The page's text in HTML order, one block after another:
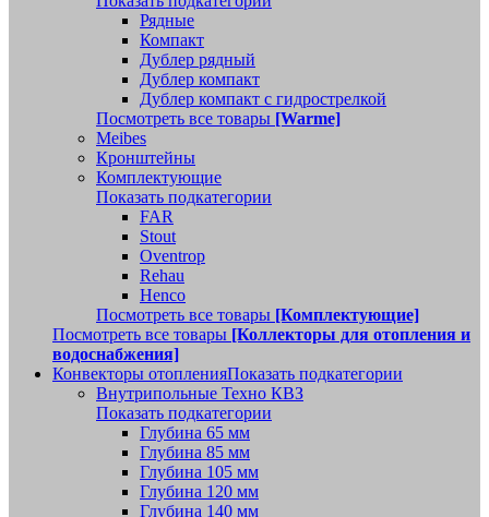
Рядные
Компакт
Дублер рядный
Дублер компакт
Дублер компакт с гидрострелкой
Посмотреть все товары [Warme]
Meibes
Кронштейны
Комплектующие
Показать подкатегории
FAR
Stout
Oventrop
Rehau
Henco
Посмотреть все товары [Комплектующие]
Посмотреть все товары [Коллекторы для отопления и
водоснабжения]
Конвекторы отопленияПоказать подкатегории
Внутрипольные Техно КВЗ
Показать подкатегории
Глубина 65 мм
Глубина 85 мм
Глубина 105 мм
Глубина 120 мм
Глубина 140 мм